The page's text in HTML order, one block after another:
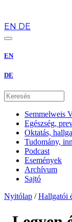
EN DE
EN
DE
Semmelweis
Egészség,
Oktatás,
Tudomány,
Podcast
Események
Archívum
Sajtó
Nyitólap / Hallgatói